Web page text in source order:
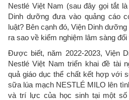
Nestlé Việt Nam (sau đây gọi tắt
Dinh dưỡng đưa vào quảng cáo
luật? Bên cạnh đó, Viện Dinh
ra sao về kiểm nghiệm lâm sàng
Được biết, năm 2022-2023, Viện
Nestlé Việt Nam triển khai đề tài
quả giáo dục thể chất kết hợp với
sữa lúa mạch NESTLÉ MILO lên
và trí lực của học sinh tại một